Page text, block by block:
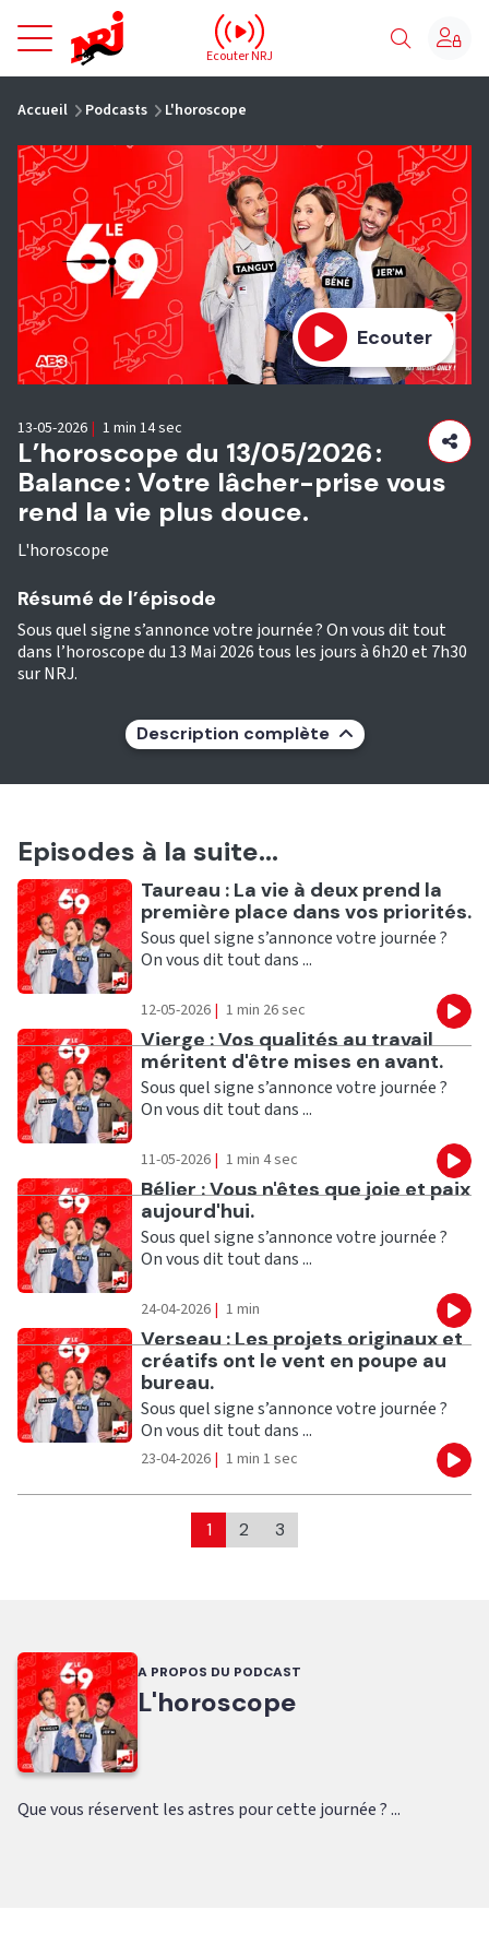
NRJ - Accueil
Ecouter NRJ
Accueil Podcasts L'horoscope
Ecouter
L’horoscope du 13/05/2026 :
Balance : Votre lâcher-prise vous
rend la vie plus douce.
L'horoscope
13-05-2026 | 1 min 14 sec
Résumé de l’épisode
Sous quel signe s’annonce votre journée ? On vous dit tout
dans l’horoscope du 13 Mai 2026 tous les jours à 6h20 et 7h30
sur NRJ.
Description complète
Episodes à la suite...
Ecouter
Taureau : La vie à deux prend la
première place dans vos priorités.
Sous quel signe s’annonce votre journée ?
On vous dit tout dans ...
12-05-2026 | 1 min 26 sec
Ecouter
Vierge : Vos qualités au travail
méritent d'être mises en avant.
Sous quel signe s’annonce votre journée ?
On vous dit tout dans ...
11-05-2026 | 1 min 4 sec
Ecouter
Bélier : Vous n'êtes que joie et paix
aujourd'hui.
Sous quel signe s’annonce votre journée ?
On vous dit tout dans ...
24-04-2026 | 1 min
Ecouter
Verseau : Les projets originaux et
créatifs ont le vent en poupe au
bureau.
Sous quel signe s’annonce votre journée ?
On vous dit tout dans ...
23-04-2026 | 1 min 1 sec
1 2 3
A PROPOS DU PODCAST
L'horoscope
Que vous réservent les astres pour cette journée ? ...